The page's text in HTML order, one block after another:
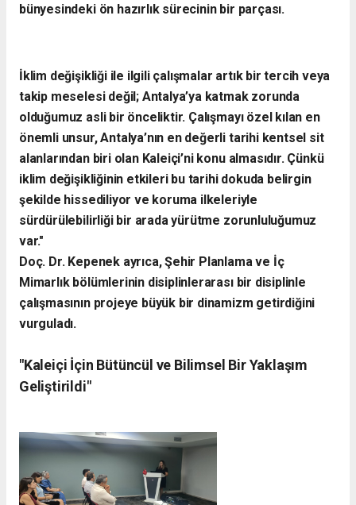
bünyesindeki ön hazırlık sürecinin bir parçası.
İklim değişikliği ile ilgili çalışmalar artık bir tercih veya
takip meselesi değil; Antalya’ya katmak zorunda
olduğumuz asli bir önceliktir. Çalışmayı özel kılan en
önemli unsur, Antalya’nın en değerli tarihi kentsel sit
alanlarından biri olan Kaleiçi’ni konu almasıdır. Çünkü
iklim değişikliğinin etkileri bu tarihi dokuda belirgin
şekilde hissediliyor ve koruma ilkeleriyle
sürdürülebilirliği bir arada yürütme zorunluluğumuz
var."
​Doç. Dr. Kepenek ayrıca, Şehir Planlama ve İç
Mimarlık bölümlerinin disiplinlerarası bir disiplinle
çalışmasının projeye büyük bir dinamizm getirdiğini
vurguladı.
​"Kaleiçi İçin Bütüncül ve Bilimsel Bir Yaklaşım
Geliştirildi"